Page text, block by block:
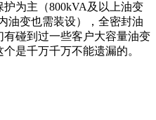
为主（800kVA及以上油变
油变也需装设），全密封油
碰到过一些客户大容量油变
是千万千万不能遗漏的。